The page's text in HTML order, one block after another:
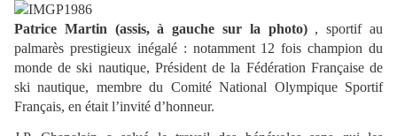
Patrice Martin (assis, à gauche sur la photo), sportif au
palmarès prestigieux inégalé : notamment 12 fois champion du
monde de ski nautique, Président de la Fédération Française de
ski nautique, membre du Comité National Olympique Sportif
Français, en était l’invité d’honneur.